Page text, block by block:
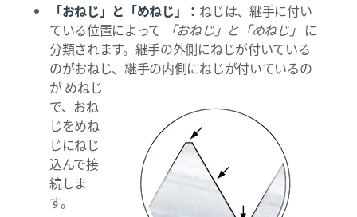
「おねじ」と「めねじ」： ねじは、継手に付い
ている位置によって
「おねじ」と「めねじ」 に
分類されます。継手の外側にねじが付いている
のがおねじ、継手の内側にねじが付いているの
がめねじ
で、おね
じをめね
じにねじ
込んで接
続しま
す。